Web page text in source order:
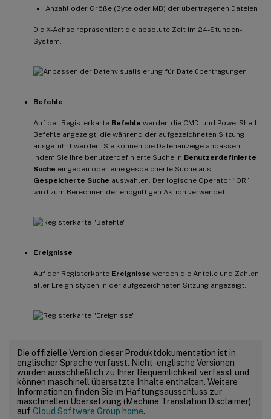
Anzahl oder Größe (Byte oder MB) der übertragenen Dateien
Die X-Achse repräsentiert die absolute Zeit im 24-Stunden-
System.
Befehle
Auf der Registerkarte Befehle werden die CMD- und PowerShell-
Befehle angezeigt, die während der aufgezeichneten Sitzung
ausgeführt werden. Sie können die Datenanzeige anpassen,
indem Sie Ihre benutzerdefinierte Suche in Benutzerdefinierte
Suche eingeben oder eine gespeicherte Suche aus
Gespeicherte Suche auswählen. Der logische Operator “OR”
wird zum Berechnen der endgültigen Aktion verwendet.
Ereignisse
Auf der Registerkarte Ereignisse werden die Anteile und Zahlen
aller Ereignistypen in der aufgezeichneten Sitzung angezeigt.
Die offizielle Version dieser Produktdokumentation ist in
englischer Sprache verfasst. Nicht-englische Versionen
wurden ausschließlich zu Ihrer Bequemlichkeit verfasst und
können maschinell übersetzte Inhalte enthalten. Weitere
Informationen finden Sie im Haftungsausschluss zur
maschinellen Übersetzung (Machine Translation Disclaimer)
auf Cloud Software Group home.